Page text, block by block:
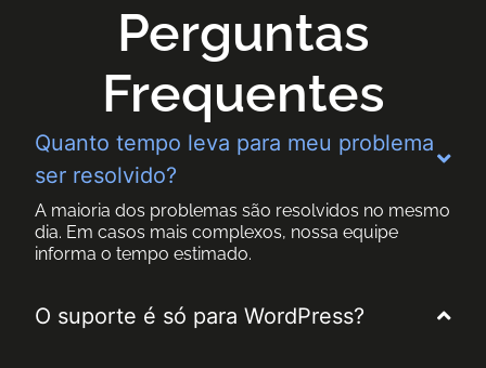
Perguntas
Frequentes
Quanto tempo leva para meu problema
ser resolvido?
A maioria dos problemas são resolvidos no mesmo
dia. Em casos mais complexos, nossa equipe
informa o tempo estimado.
O suporte é só para WordPress?